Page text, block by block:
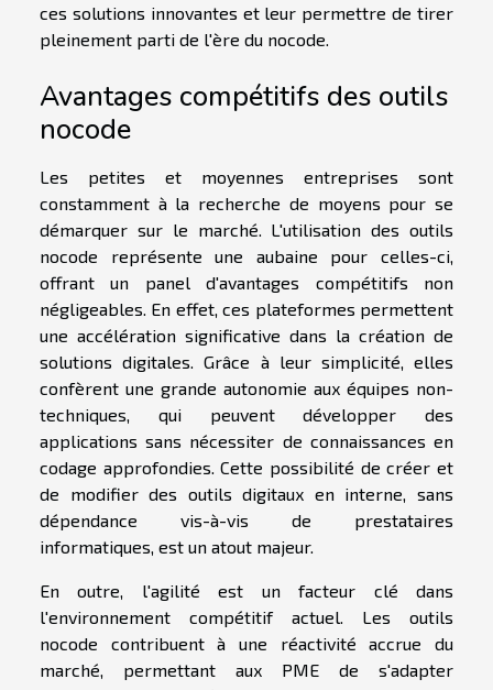
ces solutions innovantes et leur permettre de tirer
pleinement parti de l'ère du nocode.
Avantages compétitifs des outils
nocode
Les petites et moyennes entreprises sont
constamment à la recherche de moyens pour se
démarquer sur le marché. L'utilisation des outils
nocode représente une aubaine pour celles-ci,
offrant un panel d'avantages compétitifs non
négligeables. En effet, ces plateformes permettent
une accélération significative dans la création de
solutions digitales. Grâce à leur simplicité, elles
confèrent une grande autonomie aux équipes non-
techniques, qui peuvent développer des
applications sans nécessiter de connaissances en
codage approfondies. Cette possibilité de créer et
de modifier des outils digitaux en interne, sans
dépendance vis-à-vis de prestataires
informatiques, est un atout majeur.
En outre, l'agilité est un facteur clé dans
l'environnement compétitif actuel. Les outils
nocode contribuent à une réactivité accrue du
marché, permettant aux PME de s'adapter